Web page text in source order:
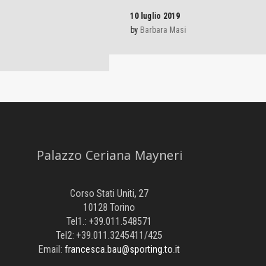
10 luglio 2019
by Barbara Masi
Palazzo Ceriana Mayneri
Corso Stati Uniti, 27
10128 Torino
Tel1.: +39.011.548571
Tel2: +39.011.3245411/425
Email: francesca.bau@sporting.to.it